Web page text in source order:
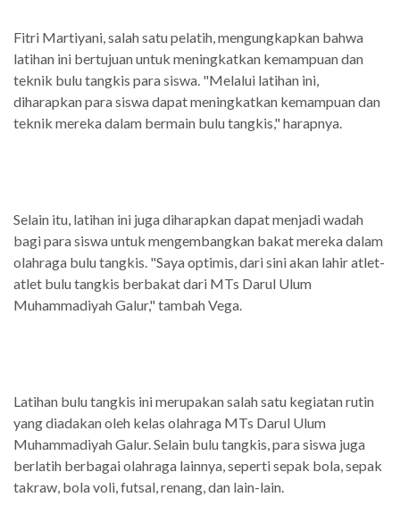
Fitri Martiyani, salah satu pelatih, mengungkapkan bahwa
latihan ini bertujuan untuk meningkatkan kemampuan dan
teknik bulu tangkis para siswa. "Melalui latihan ini,
diharapkan para siswa dapat meningkatkan kemampuan dan
teknik mereka dalam bermain bulu tangkis," harapnya.
Selain itu, latihan ini juga diharapkan dapat menjadi wadah
bagi para siswa untuk mengembangkan bakat mereka dalam
olahraga bulu tangkis. "Saya optimis, dari sini akan lahir atlet-
atlet bulu tangkis berbakat dari MTs Darul Ulum
Muhammadiyah Galur," tambah Vega.
Latihan bulu tangkis ini merupakan salah satu kegiatan rutin
yang diadakan oleh kelas olahraga MTs Darul Ulum
Muhammadiyah Galur. Selain bulu tangkis, para siswa juga
berlatih berbagai olahraga lainnya, seperti sepak bola, sepak
takraw, bola voli, futsal, renang, dan lain-lain.